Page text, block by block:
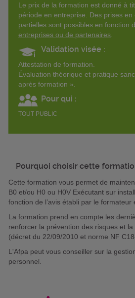
Le prix de la formation est donné à
période en entreprise. Des prises en
partielles sont possibles en fonction
entreprises ou de partenaires
Validation visée :
Attestation de formation.
Évaluation théorique et pratique
après formation ».
Pour qui :
TOUT PUBLIC
Pourquoi choisir cette
Cette formation vous permet de
B0 et/ou H0 ou H0V Exécutant sur
fonction de l’avis établi par le formateur
La formation prend en compte les
renforcer la prévention des risques et
(décret du 22/09/2010 et norme NF
L'Afpa peut vous conseiller sur la
personnel.